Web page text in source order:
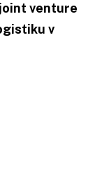
venture
v